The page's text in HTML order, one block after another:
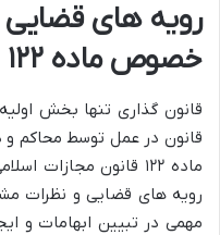
رویه های
خصوص ماده ۱۲۲
قانون گذاری تنها بخش
قانون در عمل توسط محاکم
ماده ۱۲۲ قانون
رویه های قضایی و نظرات
مهمی در تبیین ابهامات و